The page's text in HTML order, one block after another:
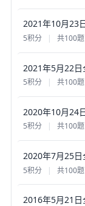
5积分 | 共100题
5积分 | 共100题
5积分 | 共100题
5积分 | 共100题